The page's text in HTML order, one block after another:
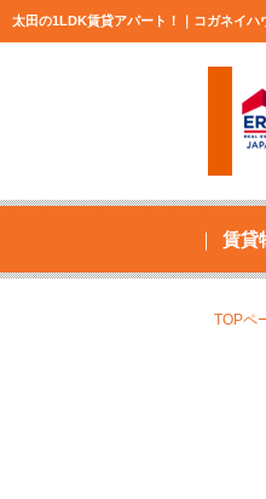
太田の1LDK賃貸アパート！｜コガネイハ
賃貸
TOPペ